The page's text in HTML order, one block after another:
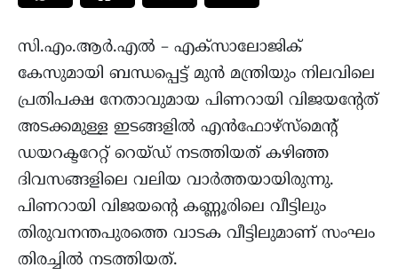
സി.എം.ആർ.എൽ – എക്സാലോജിക്
കേസുമായി ബന്ധപ്പെട്ട് മുൻ മന്ത്രിയും നിലവിലെ
പ്രതിപക്ഷ നേതാവുമായ പിണറായി വിജയൻ്റേത്
അടക്കമുള്ള ഇടങ്ങളിൽ എൻഫോഴ്സ്മെൻ്റ്
ഡയറക്ടറേറ്റ് റെയ്ഡ് നടത്തിയത് കഴിഞ്ഞ
ദിവസങ്ങളിലെ വലിയ വാർത്തയായിരുന്നു.
പിണറായി വിജയൻ്റെ കണ്ണൂരിലെ വീട്ടിലും
തിരുവനന്തപുരത്തെ വാടക വീട്ടിലുമാണ് സംഘം
തിരച്ചിൽ നടത്തിയത്.